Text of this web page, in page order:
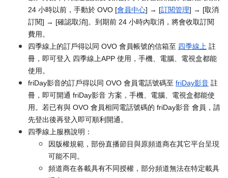
24 小時以前，手動於 OVO [會員中心] → [訂閱管理] → [取消
訂閱] → [確認取消]。到期前 24 小時內取消，將會收取訂閱
費用。
四季線上的訂戶得以同 OVO 會員帳號的信箱至 四季線上 註
冊，即可登入 四季線上APP 使用，手機、電腦、電視盒都能
使用。
friDay影音的訂戶得以同 OVO 會員電話號碼至 friDay影音 註
冊，即可開通 friDay影音 方案，手機、電腦、電視盒都能使
用。若已有與 OVO 會員相同電話號碼的 friDay影音 會員，請
先登出後再登入即可順利開通。
四季線上服務說明：
因版權規範，部份直播節目與原頻道商在其它平台呈現
可能不同。
頻道商在各載具有不同授權，部分頻道無法在特定載具